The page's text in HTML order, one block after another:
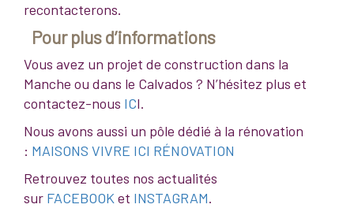
recontacterons.
Pour plus d’informations
Vous avez un projet de construction dans la
Manche ou dans le Calvados ? N’hésitez plus et
contactez-nous ICI.
Nous avons aussi un pôle dédié à la rénovation
: MAISONS VIVRE ICI RÉNOVATION
Retrouvez toutes nos actualités
sur FACEBOOK et INSTAGRAM.